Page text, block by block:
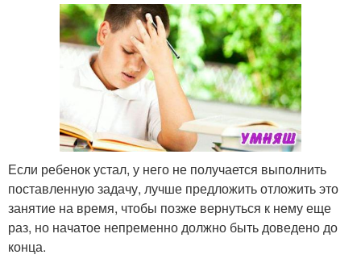
Если ребенок устал, у него не получается выполнить
поставленную задачу, лучше предложить отложить это
занятие на время, чтобы позже вернуться к нему еще
раз, но начатое непременно должно быть доведено до
конца.